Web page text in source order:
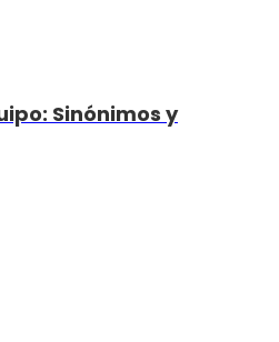
Sinónimos y